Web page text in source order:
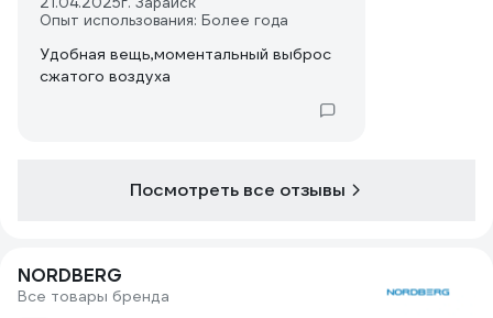
Опыт использования: Более года
Удобная вещь,моментальный выброс
сжатого воздуха
Посмотреть все отзывы
NORDBERG
Все товары бренда